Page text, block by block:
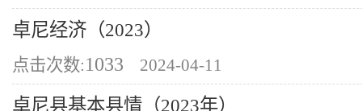
卓尼经济（2023）
点击次数:1033 2024-04-11
卓尼县基本县情（2023年）